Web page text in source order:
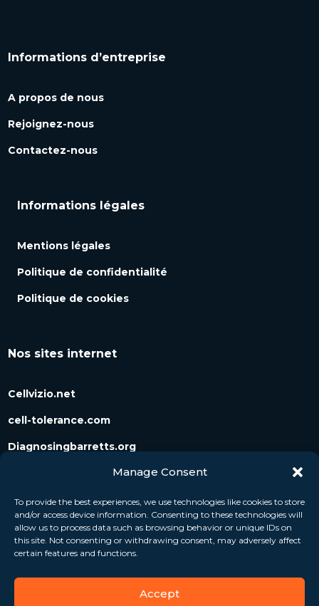
Manage Consent
To provide the best experiences, we use technologies like cookies to store
and/or access device information. Consenting to these technologies will
allow us to process data such as browsing behavior or unique IDs on
this site. Not consenting or withdrawing consent, may adversely affect
certain features and functions.
Accept
Informations d’entreprise
A propos de nous
Rejoignez-nous
Contactez-nous
Informations légales
Mentions légales
Politique de confidentialité
Politique de cookies
Nos sites internet
Cellvizio.net
cell-tolerance.com
Diagnosingbarretts.org
Diagnosingpancreaticcysts.org
Suivez-nous